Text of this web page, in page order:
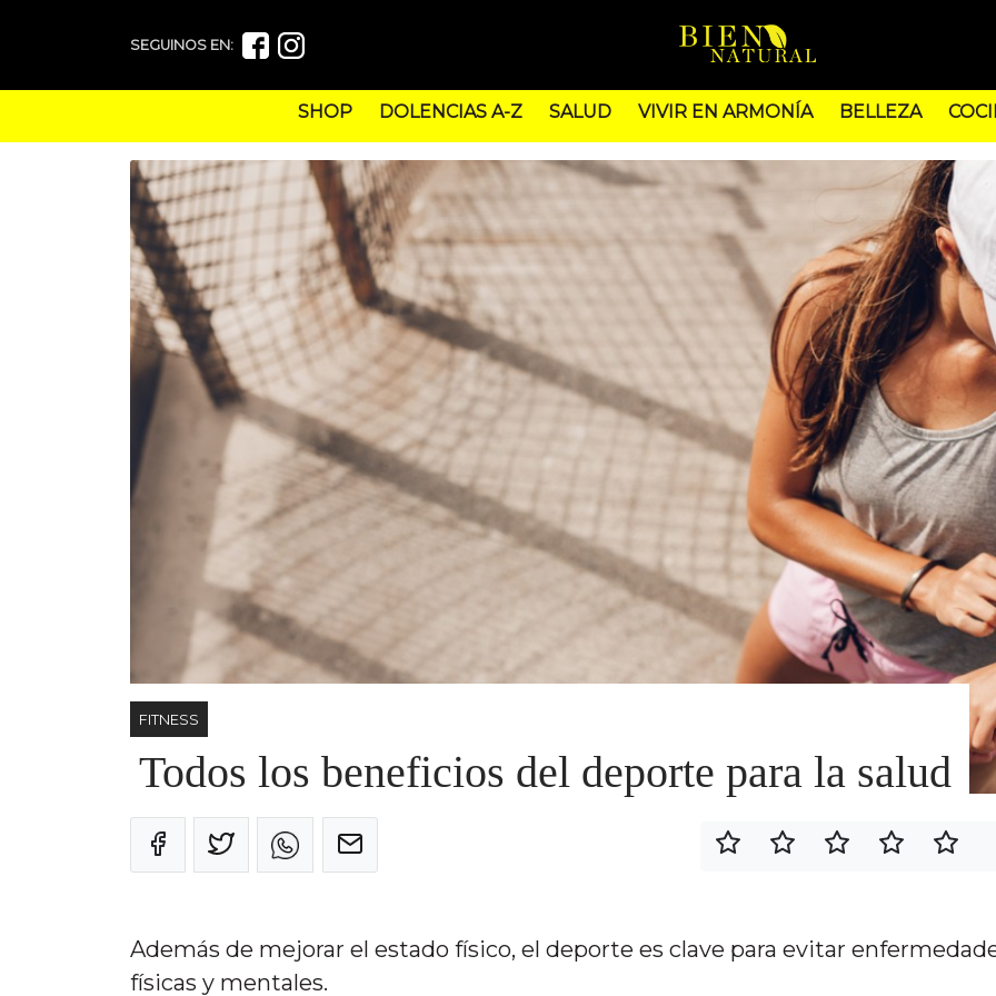
SEGUINOS EN:
SHOP DOLENCIAS A-Z SALUD VIVIR EN ARMONÍA BELLEZA
FITNESS
Todos los beneficios del deporte para la salud
Además de mejorar el estado físico, el deporte es clave para evitar
físicas y mentales.